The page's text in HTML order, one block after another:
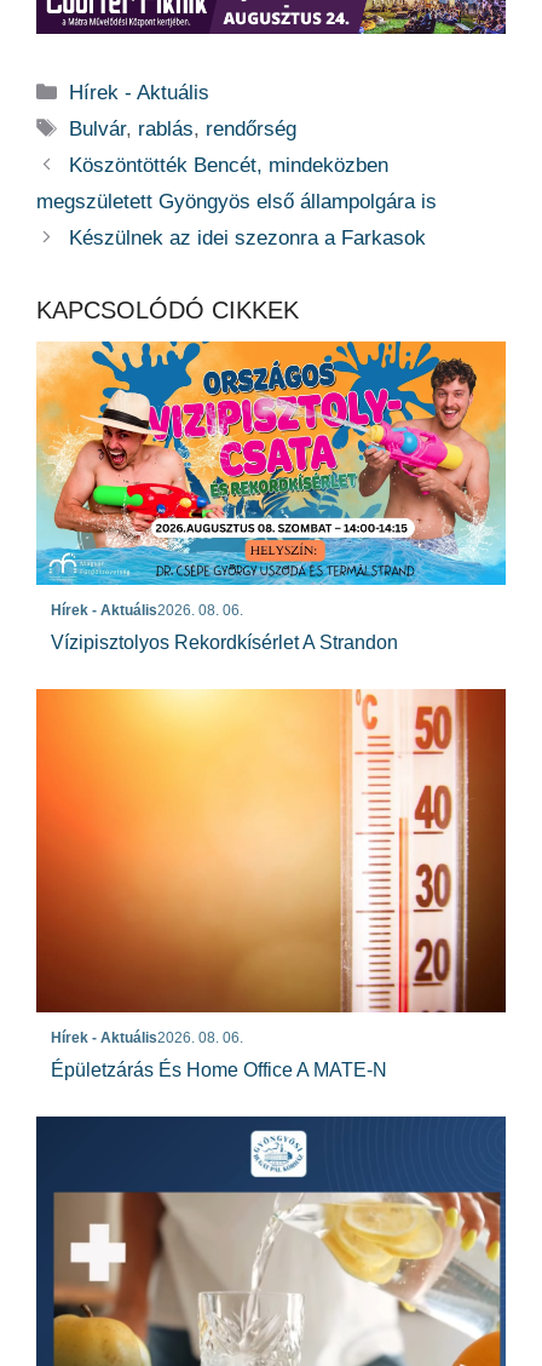
Kategória
Hírek - Aktuális
Címkék
Bulvár, rablás, rendőrség
Köszöntötték Bencét, mindeközben
megszületett Gyöngyös első állampolgára is
Készülnek az idei szezonra a Farkasok
KAPCSOLÓDÓ CIKKEK
Hírek - Aktuális2026. 08. 06.
Vízipisztolyos Rekordkísérlet A Strandon
Hírek - Aktuális2026. 08. 06.
Épületzárás És Home Office A MATE-N